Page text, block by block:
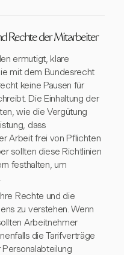
Rechte der Mitarbeiter
ermutigt, klare
mit dem Bundesrecht
keine Pausen für
Die Einhaltung der
wie die Vergütung
dass
Arbeit frei von Pflichten
sollten diese Richtlinien
festhalten, um
Rechte und die
zu verstehen. Wenn
Arbeitnehmer
die Tarifverträge